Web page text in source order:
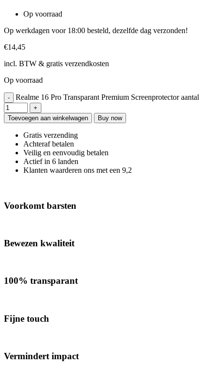
Op voorraad
Op werkdagen voor 18:00 besteld, dezelfde dag verzonden!
€14,45
incl. BTW & gratis verzendkosten
Op voorraad
Realme 16 Pro Transparant Premium Screenprotector aantal
Toevoegen aan winkelwagen Buy now
Gratis verzending
Achteraf betalen
Veilig en eenvoudig betalen
Actief in 6 landen
Klanten waarderen ons met een 9,2
Voorkomt barsten
Bewezen kwaliteit
100% transparant
Fijne touch
Vermindert impact